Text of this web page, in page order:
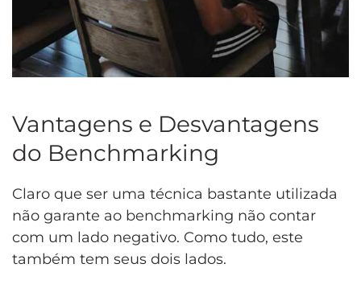
Vantagens e Desvantagens
do Benchmarking
Claro que ser uma técnica bastante utilizada
não garante ao benchmarking não contar
com um lado negativo. Como tudo, este
também tem seus dois lados.